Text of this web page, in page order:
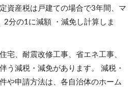
資産税は戸建ての場合で3年間、マ
2分の1に減額 ・減免し計算しま
宅、耐震改修工事、省エネ工事、
う減税・減免があります。 減税・
や申請方法は、各自治体のホーム